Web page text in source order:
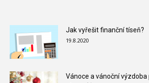
Jak vyřešit finanční tíseň?
19.8.2020
Vánoce a vánoční